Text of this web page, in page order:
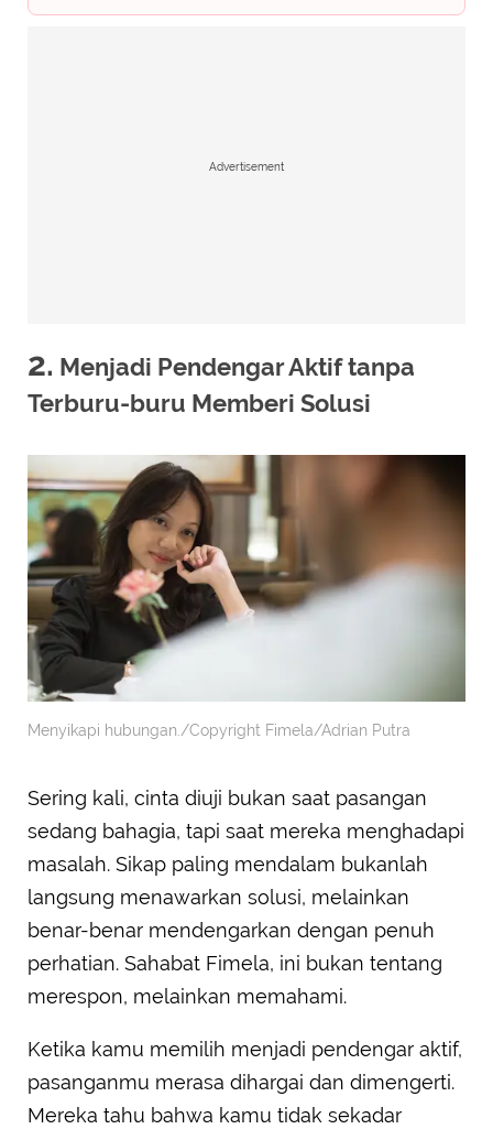
Advertisement
2. Menjadi Pendengar Aktif tanpa
Terburu-buru Memberi Solusi
Menyikapi hubungan./Copyright Fimela/Adrian Putra
Sering kali, cinta diuji bukan saat pasangan
sedang bahagia, tapi saat mereka menghadapi
masalah. Sikap paling mendalam bukanlah
langsung menawarkan solusi, melainkan
benar-benar mendengarkan dengan penuh
perhatian. Sahabat Fimela, ini bukan tentang
merespon, melainkan memahami.
Ketika kamu memilih menjadi pendengar aktif,
pasanganmu merasa dihargai dan dimengerti.
Mereka tahu bahwa kamu tidak sekadar